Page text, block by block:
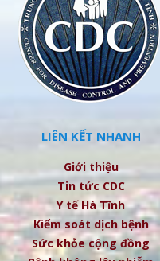
LIÊN KẾT NHANH
Giới thiệu
Tin tức CDC
Y tế Hà Tĩnh
Kiểm soát dịch bệnh
Sức khỏe cộng đồng